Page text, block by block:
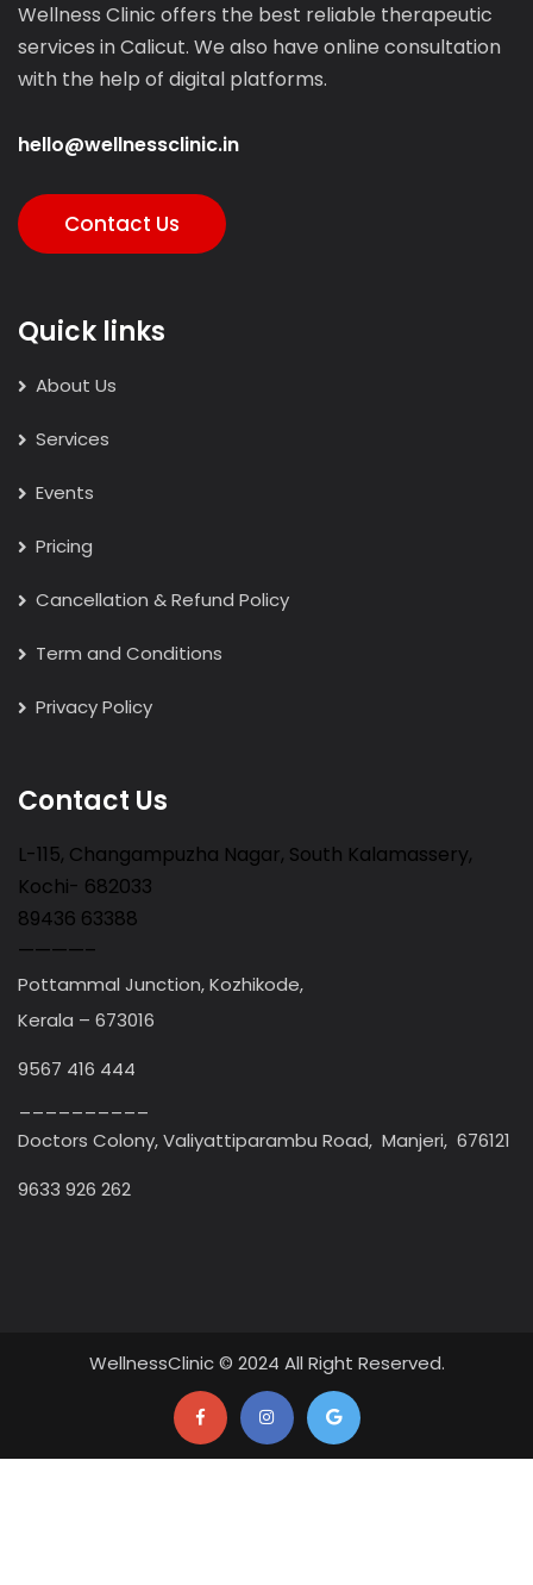
Wellness Clinic offers the best reliable therapeutic
services in Calicut. We also have online consultation
with the help of digital platforms.
hello@wellnessclinic.in
Contact Us
Quick links
About Us
Services
Events
Pricing
Cancellation & Refund Policy
Term and Conditions
Privacy Policy
Contact Us
L-115, Changampuzha Nagar, South Kalamassery,
Kochi- 682033
89436 63388
————–
Pottammal Junction, Kozhikode,
Kerala – 673016
9567 416 444
Doctors Colony, Valiyattiparambu Road, Manjeri, 676121
9633 926 262
WellnessClinic © 2024 All Right Reserved.